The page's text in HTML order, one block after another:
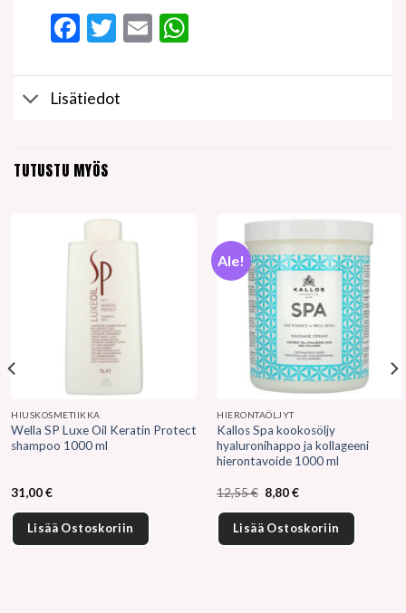
Facebook
Twitter
EmailWhatsApp
Lisätiedot
TUTUSTU MYÖS
HIUSKOSMETIIKKA
Wella SP Luxe Oil Keratin Protect
shampoo 1000 ml
31,00€
Lisää Ostoskoriin
Ale!
HIERONTAÖLJYT
Kallos Spa kookosöljy
hyaluronihappo ja kollageeni
hierontavoide 1000 ml
12,55€ Alkuperäinen
hinta
oli:
12,55 €.
8,80€Nykyinen
on:
8,80 €.
Lisää Ostoskoriin